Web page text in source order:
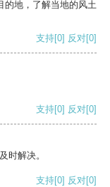
的地，了解当地的风土
支持[0] 反对[0]
支持[0] 反对[0]
时解决。
支持[0] 反对[0]